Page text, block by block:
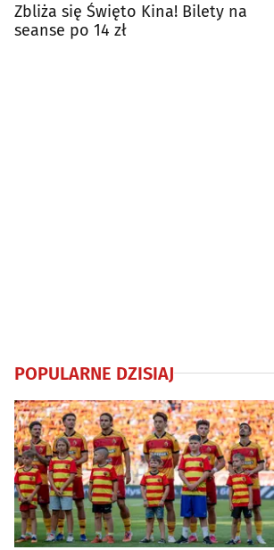
Zbliża się Święto Kina! Bilety na
seanse po 14 zł
POPULARNE DZISIAJ